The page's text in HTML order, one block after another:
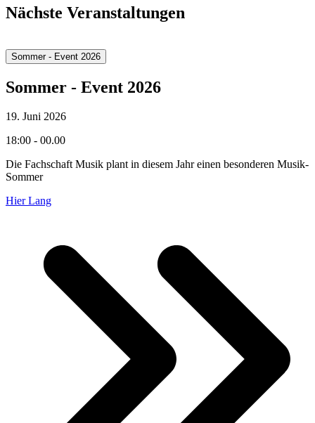
Nächste Veranstaltungen
Sommer - Event 2026
Sommer - Event 2026
19. Juni 2026
18:00 - 00.00
Die Fachschaft Musik plant in diesem Jahr einen besonderen Musik-
Sommer
Hier Lang